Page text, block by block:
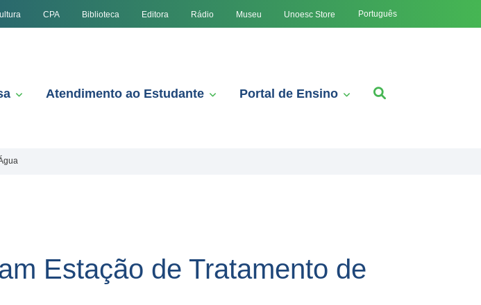
CPA Biblioteca Editora Rádio Museu Unoesc Store Português
Atendimento ao Estudante Portal de Ensino
Estação de Tratamento de